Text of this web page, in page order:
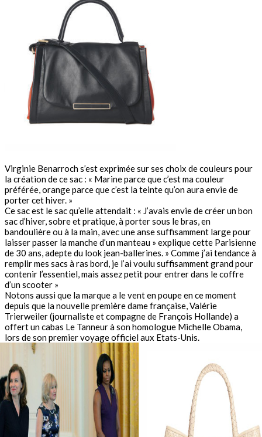
Virginie Benarroch s’est exprimée sur ses choix de couleurs pour
la création de ce sac : « Marine parce que c’est ma couleur
préférée, orange parce que c’est la teinte qu’on aura envie de
porter cet hiver. »
Ce sac est le sac qu’elle attendait : « J’avais envie de créer un bon
sac d’hiver, sobre et pratique, à porter sous le bras, en
bandoulière ou à la main, avec une anse suffisamment large pour
laisser passer la manche d’un manteau » explique cette Parisienne
de 30 ans, adepte du look jean-ballerines. » Comme j’ai tendance à
remplir mes sacs à ras bord, je l’ai voulu suffisamment grand pour
contenir l’essentiel, mais assez petit pour entrer dans le coffre
d’un scooter »
Notons aussi que la marque a le vent en poupe en ce moment
depuis que la nouvelle première dame française, Valérie
Trierweiler (journaliste et compagne de François Hollande) a
offert un cabas Le Tanneur à son homologue Michelle Obama,
lors de son premier voyage officiel aux Etats-Unis.